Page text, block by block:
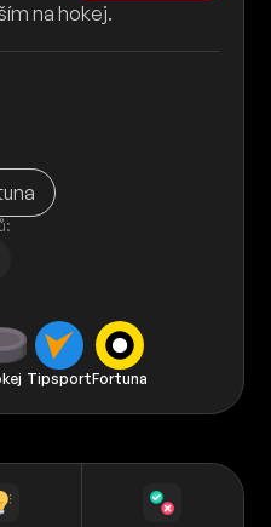
na hokej.
TipsportFortuna